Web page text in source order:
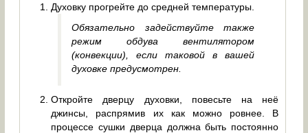
Духовку прогрейте до средней температуры.
Обязательно задействуйте также
режим обдува вентилятором
(конвекции), если таковой в вашей
духовке предусмотрен.
Откройте дверцу духовки, повесьте на неё
джинсы, распрямив их как можно ровнее. В
процессе сушки дверца должна быть постоянно